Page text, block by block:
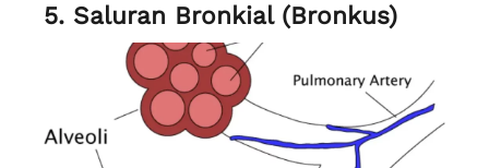
5. Saluran Bronkial (Bronkus)